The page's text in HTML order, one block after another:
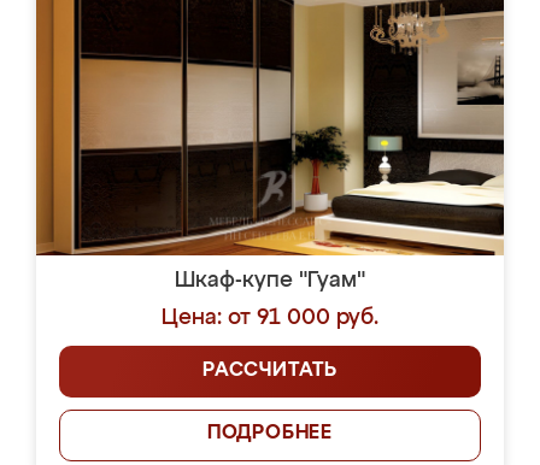
Шкаф-купе "Гуам"
Цена: от 91 000 руб.
РАССЧИТАТЬ
ПОДРОБНЕЕ